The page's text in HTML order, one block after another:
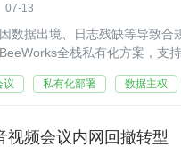
07-13
数据出境、日志残缺等导致
全栈私有化方案，支
议 私有化部署 数据主权
视频会议内网回撤转型